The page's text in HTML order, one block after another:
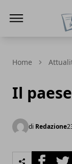
Home
Il
di Redazione
Facebook